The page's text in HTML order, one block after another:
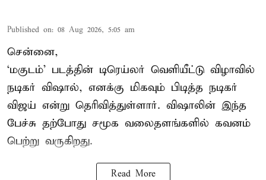
Published on: 08 Aug 2026, 5:05 am
சென்னை,
‘மகுடம்’ படத்தின் டிரெய்லர் வெளியீட்டு விழாவில்
நடிகர் விஷால், எனக்கு மிகவும் பிடித்த நடிகர்
விஜய் என்று தெரிவித்துள்ளார். விஷாலின் இந்த
பேச்சு தற்போது சமூக வலைதளங்களில் கவனம்
பெற்று வருகிறது.
Read More